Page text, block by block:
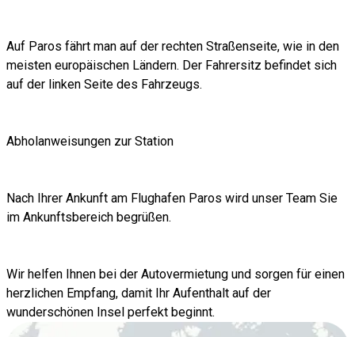
Auf Paros fährt man auf der rechten Straßenseite, wie in den
meisten europäischen Ländern. Der Fahrersitz befindet sich
auf der linken Seite des Fahrzeugs.
Abholanweisungen zur Station
Nach Ihrer Ankunft am Flughafen Paros wird unser Team Sie
im Ankunftsbereich begrüßen.
Wir helfen Ihnen bei der Autovermietung und sorgen für einen
herzlichen Empfang, damit Ihr Aufenthalt auf der
wunderschönen Insel perfekt beginnt.